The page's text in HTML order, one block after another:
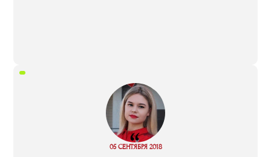
“
05 СЕНТЯБРЯ 2018